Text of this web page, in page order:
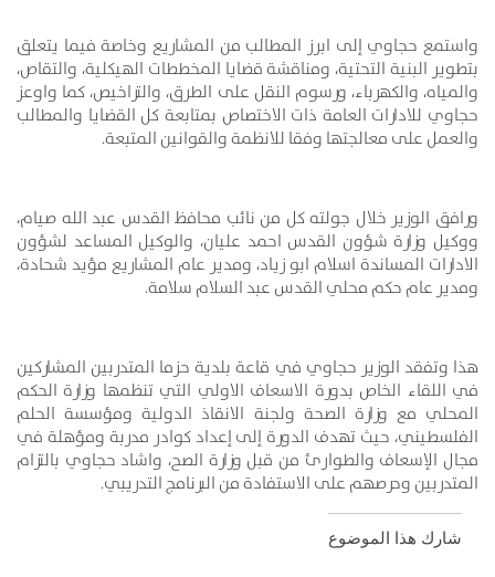
واستمع حجاوي إلى ابرز المطالب من المشاريع وخاصة فيما يتعلق
بتطوير البنية التحتية، ومناقشة قضايا المخططات الهيكلية، والتقاص،
والمياه، والكهرباء، ورسوم النقل على الطرق، والتراخيص، كما واوعز
حجاوي للادارات العامة ذات الاختصاص بمتابعة كل القضايا والمطالب
والعمل على معالجتها وفقا للانظمة والقوانين المتبعة.
ورافق الوزير خلال جولته كل من نائب محافظ القدس عبد الله صيام،
ووكيل وزارة شؤون القدس احمد عليان، والوكيل المساعد لشؤون
الادارات المساندة اسلام ابو زياد، ومدير عام المشاريع مؤيد شحادة،
ومدير عام حكم محلي القدس عبد السلام سلامة.
هذا وتفقد الوزير حجاوي في قاعة بلدية حزما المتدربين المشاركين
في اللقاء الخاص بدورة الاسعاف الاولي التي تنظمها وزارة الحكم
المحلي مع وزارة الصحة ولجنة الانقاذ الدولية ومؤسسة الحلم
الفلسطيني، حيث تهدف الدورة إلى إعداد كوادر مدربة ومؤهلة في
مجال الإسعاف والطوارئ من قبل وزارة الصح، واشاد حجاوي بالتزام
المتدربين وحرصهم على الاستفادة من البرنامج التدريبي.
شارك هذا الموضوع